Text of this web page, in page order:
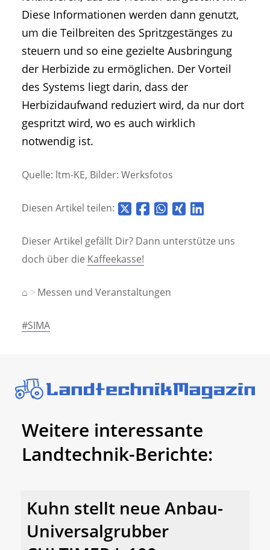
Diese Informationen werden dann genutzt,
um die Teilbreiten des Spritzgestänges zu
steuern und so eine gezielte Ausbringung
der Herbizide zu ermöglichen. Der Vorteil
des Systems liegt darin, dass der
Herbizidaufwand reduziert wird, da nur dort
gespritzt wird, wo es auch wirklich
notwendig ist.
Quelle: ltm-KE, Bilder: Werksfotos
Diesen Artikel teilen:
Dieser Artikel gefällt Dir? Dann unterstütze uns
doch über die Kaffeekasse!
⌂ Messen und Veranstaltungen
#SIMA
Weitere interessante
Landtechnik-Berichte:
Kuhn stellt neue Anbau-
Universalgrubber